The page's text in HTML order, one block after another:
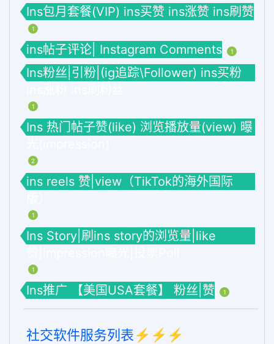
Ins包月套餐(VIP) ins买赞 ins涨赞 ins刷赞
1
ins帖子评论| Instagram Comments 1
Ins粉丝|引粉|(ig追踪\Follower) ins买粉
1
Ins 热门帖子赞(like) 浏览播放量(view) 曝
2
ins reels 赞|view（TikTok的海外国际
1
Ins Story|刷ins story的浏览量|like
1
Ins推广 【美国USA套餐】 粉丝|赞 1
社交软件服务列表⚡️⚡️⚡️